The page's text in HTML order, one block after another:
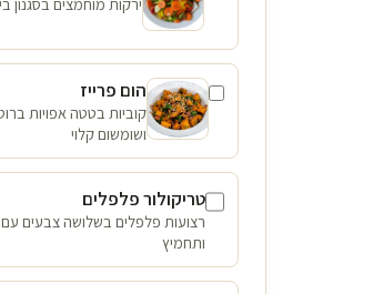
הום פרייז
קוביות בטטה אפויות
ושומשום קלוי
טריקולור פלפלים
רצועות פלפלים בשלושה צבעים
ותחמיץ